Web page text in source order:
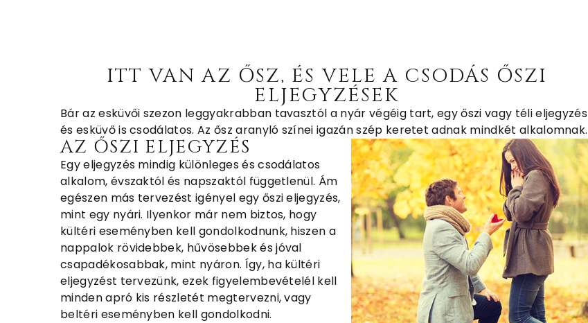
ITT VAN AZ ŐSZ, ÉS VELE A CSODÁS ŐSZI
ELJEGYZÉSEK
Bár az esküvői szezon leggyakrabban tavasztól a nyár végéig tart, egy őszi vagy téli eljegyzés
és esküvő is csodálatos. Az ősz aranyló színei igazán szép keretet adnak mindkét alkalomnak.
AZ ŐSZI ELJEGYZÉS
Egy eljegyzés mindig különleges és csodálatos
alkalom, évszaktól és napszaktól függetlenül. Ám
egészen más tervezést igényel egy őszi eljegyzés,
mint egy nyári. Ilyenkor már nem biztos, hogy
kültéri eseményben kell gondolkodnunk, hiszen a
nappalok rövidebbek, hűvösebbek és jóval
csapadékosabbak, mint nyáron. Így, ha kültéri
eljegyzést tervezünk, ezek figyelembevételél kell
minden apró kis részletét megtervezni, vagy
beltéri eseményben kell gondolkodni.